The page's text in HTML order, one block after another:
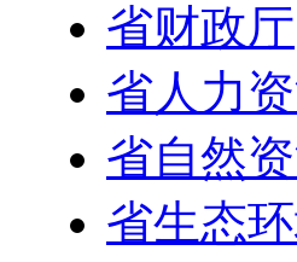
省财政厅
省人力
省自然
省生态